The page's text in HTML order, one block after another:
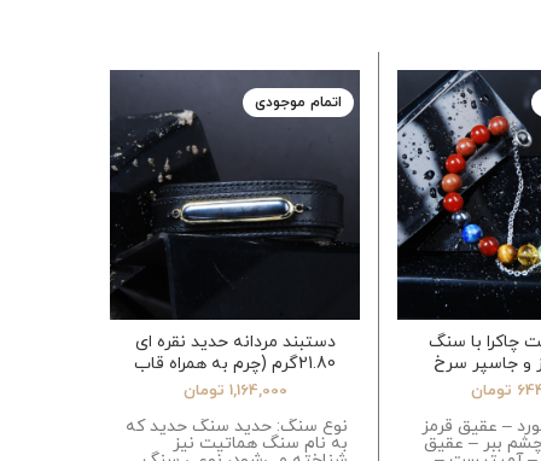
چاکرا با سنگ
و جاسپر سرخ
تومان
– عقیق قرمز
ببر – عقیق
اتمام موجودی
دستبند مردانه حدید نقره ای
21.80گرم (چرم به همراه قاب
برنج)
1,164,000 تومان
نوع سنگ: حدید سنگ حدید که
به نام سنگ هماتیت نیز